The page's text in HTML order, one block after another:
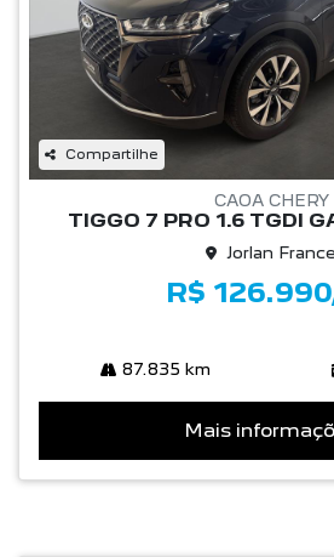
Compartilhe
CAOA CHERY
TIGGO 7 PRO 1.6 TGDI
Jorlan France
R$
87.835 km
Mais